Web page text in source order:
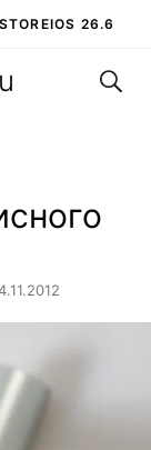
IOS 26.6